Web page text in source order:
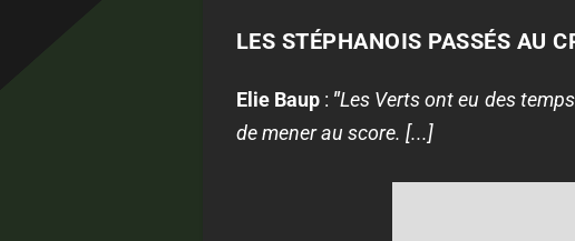
LES STÉPHANOIS PASSÉS AU
Elie Baup: "Les Verts ont eu des
de mener au score. [...]